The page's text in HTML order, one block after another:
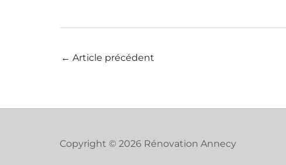
← Article précédent
Copyright © 2026 Rénovation Annecy